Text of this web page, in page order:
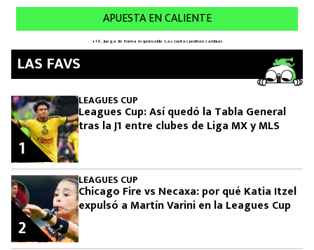
LAS FAVS
LEAGUES CUP
Leagues Cup: Así quedó la Tabla General
tras la J1 entre clubes de Liga MX y MLS
1
LEAGUES CUP
Chicago Fire vs Necaxa: por qué Katia Itzel
expulsó a Martín Varini en la Leagues Cup
2